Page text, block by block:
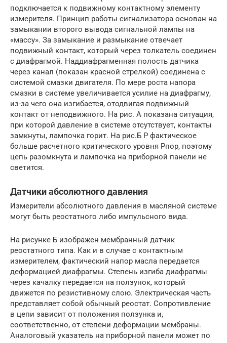
подключается к подвижному контактному элементу
измерителя. Принцип работы сигнализатора основан на
замыкании второго вывода сигнальной лампы на
«массу». За замыкание и размыкание отвечает
подвижный контакт, который через толкатель соединен
с диафрагмой. Наддиафрагменная полость датчика
через канал (показан красной стрелкой) соединена с
системой смазки двигателя. По мере роста напора
смазки в системе увеличивается усилие на диафрагму,
из-за чего она изгибается, отодвигая подвижный
контакт от неподвижного. На рис. А показана ситуация,
при которой давление в системе отсутствует, контакты
замкнуты, лампочка горит. На рис.Б P фактическое
больше расчетного критического уровня Pпор, поэтому
цепь разомкнута и лампочка на приборной панели не
светится.
Датчики абсолютного давления
Измерители абсолютного давления в масляной системе
могут быть реостатного либо импульсного вида.
На рисунке Б изображен мембранный датчик
реостатного типа. Как и в случае с контактным
измерителем, фактический напор масла передается
деформацией диафрагмы. Степень изгиба диафрагмы
через качалку передается на ползунок, который
движется по резистивному слою. Электрическая часть
представляет собой обычный реостат. Сопротивление
в цепи зависит от положения ползунка и,
соответственно, от степени деформации мембраны.
Аналоговый указатель на приборной панели может по